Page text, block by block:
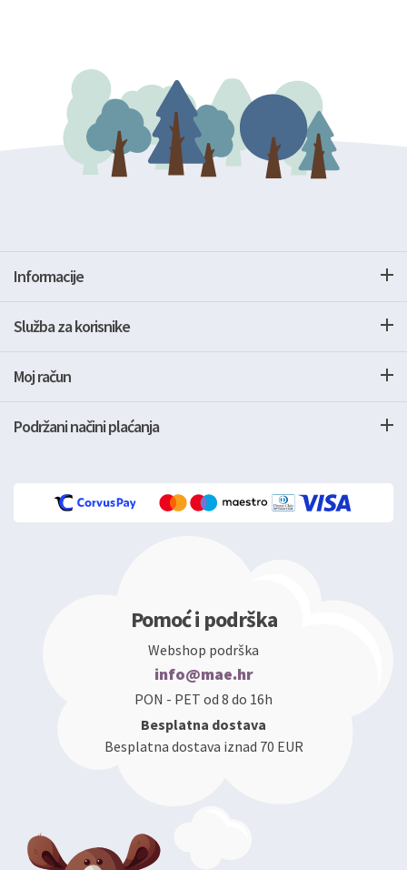
Informacije
Služba za korisnike
Moj račun
Podržani načini plaćanja
Pomoć i podrška
Webshop podrška
info@mae.hr
PON - PET od 8 do 16h
Besplatna dostava
Besplatna dostava iznad 70 EUR